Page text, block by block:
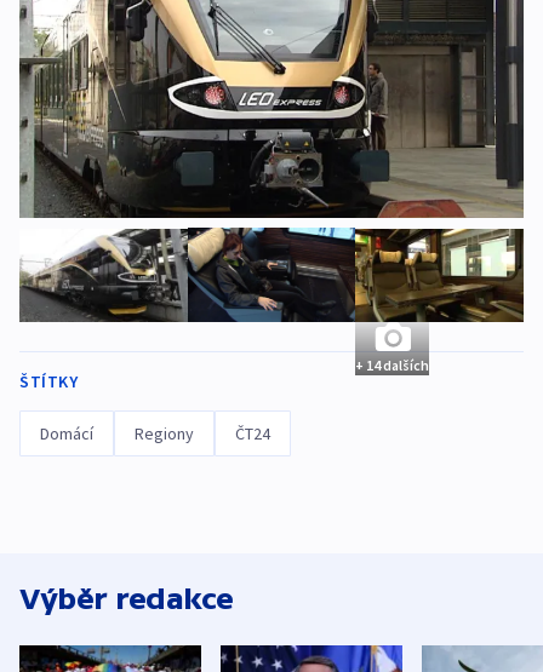
+ 14 dalších
ŠTÍTKY
Domácí Regiony ČT24
Výběr redakce